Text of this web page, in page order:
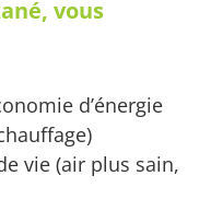
vous
d’énergie
vie (air plus sain,